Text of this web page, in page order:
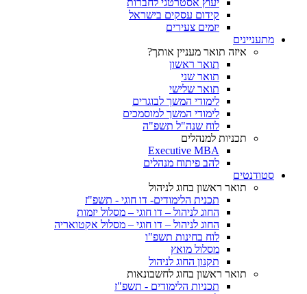
יעוץ אסטרטגי לחברות
קידום עסקים בישראל
יזמים צעירים
מתעניינים
איזה תואר מעניין אותך?
תואר ראשון
תואר שני
תואר שלישי
לימודי המשך לבוגרים
לימודי המשך למוסמכים
לוח שנה"ל תשפ"ה
תכניות למנהלים
Executive MBA
להב פיתוח מנהלים
סטודנטים
תואר ראשון בחוג לניהול
תכנית הלימודים- דו חוגי - תשפ"ז
החוג לניהול – דו חוגי – מסלול יזמות
החוג לניהול – דו חוגי – מסלול אקטואריה
לוח בחינות תשפ"ו
מסלול מואץ
תקנון החוג לניהול
תואר ראשון בחוג לחשבונאות
תכניות הלימודים - תשפ"ז